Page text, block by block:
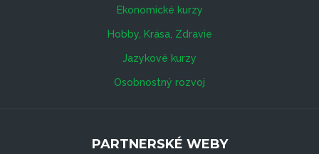
Ekonomické kurzy
Hobby, Krása, Zdravie
Jazykové kurzy
Osobnostný rozvoj
PARTNERSKÉ WEBY